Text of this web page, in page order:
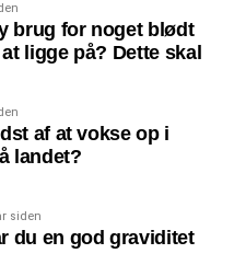
brug for noget blødt
ligge på? Dette skal
af at vokse op i
landet?
siden
du en god graviditet